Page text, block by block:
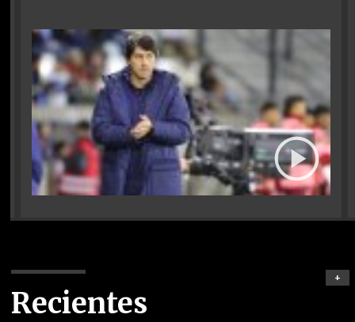
Recientes
+